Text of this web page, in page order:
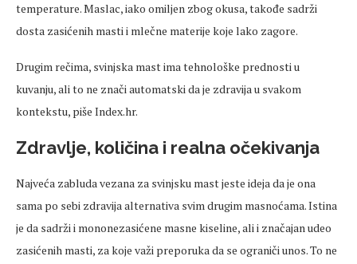
temperature. Maslac, iako omiljen zbog okusa, takođe sadrži
dosta zasićenih masti i mlečne materije koje lako zagore.
Drugim rečima, svinjska mast ima tehnološke prednosti u
kuvanju, ali to ne znači automatski da je zdravija u svakom
kontekstu, piše Index.hr.
Zdravlje, količina i realna očekivanja
Najveća zabluda vezana za svinjsku mast jeste ideja da je ona
sama po sebi zdravija alternativa svim drugim masnoćama. Istina
je da sadrži i mononezasićene masne kiseline, ali i značajan udeo
zasićenih masti, za koje važi preporuka da se ograniči unos. To ne